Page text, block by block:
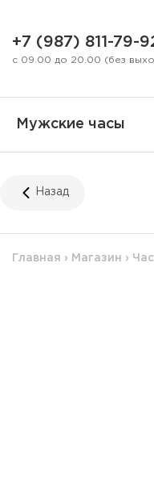
+7 (987) 811-79-
с 09.00 до 20.00 (без
Мужские часы
Назад
Главная › Магазин ›